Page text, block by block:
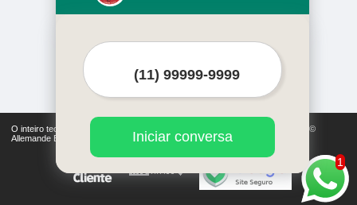
O inteiro teor deste site está sujeito à proteção de direitos autorais. Copyright©
Allemande Escola de Música (Lei 9610 de 19/02/1998)
1
Iniciar conversa